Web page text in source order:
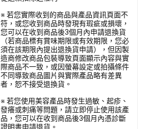
※ 若您實際收到的商品與產品資訊頁面不
符，或您收到商品時發現有瑕疵或損壞，
您可以在收到商品後3個月內申請退換貨
（若商品標有賞味期限或有效期限，您必
須在該期限內提出退換貨申請），但因製
造商修改商品包裝導致頁面顯示內容與實
際商品不一致，或因螢幕設定或拍攝條件
不同導致商品圖片與實際產品略有差異
者，恕不接受退換貨。
※ 若您使用美容產品時發生過敏、起疹、
發癢或刺痛等問題，請立即停止使用該產
品，您可以在收到商品後3個月內憑診斷
證明書申請退貨。